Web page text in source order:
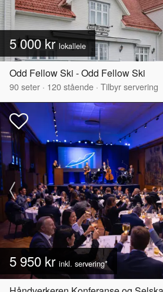
5 000 krlokalleie
Odd Fellow Ski - Odd Fellow Ski
90seter · 120stående · Tilbyr servering
5 950 kr inkl. servering*